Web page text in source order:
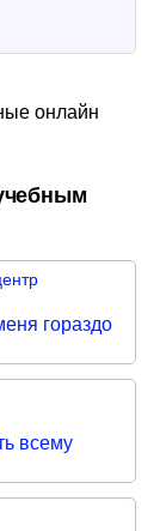
онлайн
гораздо
всему